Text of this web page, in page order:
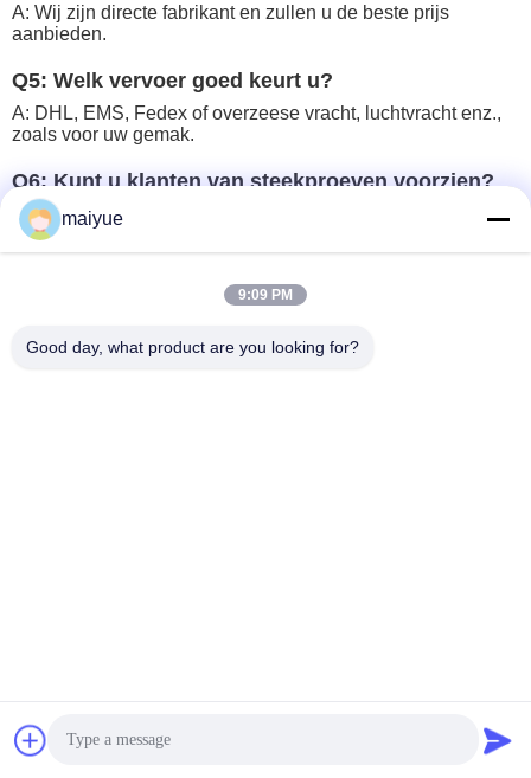
A: Wij zijn directe fabrikant en zullen u de beste prijs
aanbieden.
Q5: Welk vervoer goed keurt u?
A: DHL, EMS, Fedex of overzeese vracht, luchtvracht enz.,
zoals voor uw gemak.
Q6: Kunt u klanten van steekproeven voorzien?
Druk mijn embleem bij geval of de verpakking?
A: Ja, maar vervoersprijs door klanten zelf zou moeten
worden betaald. Kan uw Embleem drukken, zal u aan
aanpaste uw verpakking en uw geval helpen.
A: Bijna zijn alle producten in voorraad, gelieve met ons
maiyue
9:09 PM
Good day, what product are you looking for?